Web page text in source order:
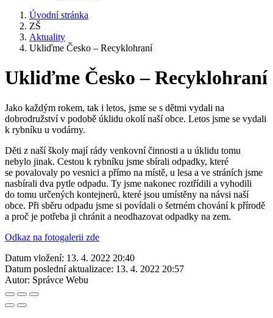
Úvodní stránka
ZŠ
Aktuality
Ukliďme Česko – Recyklohraní
Ukliďme Česko – Recyklohraní
Jako každým rokem, tak i letos, jsme se s dětmi vydali na
dobrodružství v podobě úklidu okolí naší obce. Letos jsme se vydali
k rybníku u vodárny.
Děti z naší školy mají rády venkovní činnosti a u úklidu tomu
nebylo jinak. Cestou k rybníku jsme sbírali odpadky, které
se povalovaly po vesnici a přímo na místě, u lesa a ve stráních jsme
nasbírali dva pytle odpadu. Ty jsme nakonec roztřídili a vyhodili
do tomu určených kontejnerů, které jsou umístěny na návsi naší
obce. Při sběru odpadu jsme si povídali o šetrném chování k přírodě
a proč je potřeba ji chránit a neodhazovat odpadky na zem.
Odkaz na fotogalerii zde
Datum vložení: 13. 4. 2022 20:40
Datum poslední aktualizace: 13. 4. 2022 20:57
Autor: Správce Webu